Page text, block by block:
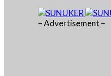
– Advertisement –